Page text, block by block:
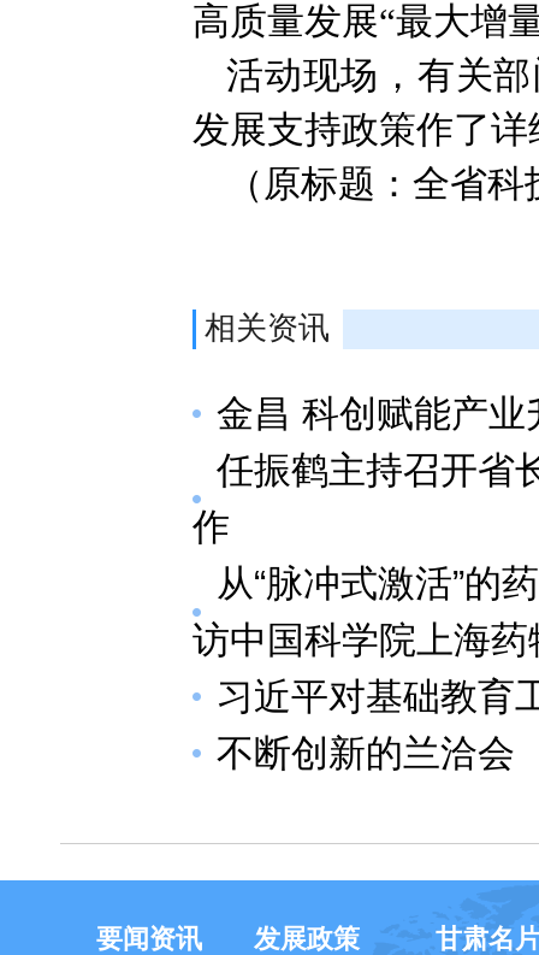
高质量发展“最大增
活动现场，有关
发展支持政策作了详
（原标题：全省
相关资讯
金昌 科创赋能产
任振鹤主持召开省
作
从“脉冲式激活”
访中国科学院上海
习近平对基础教育
不断创新的兰洽会
要闻资讯 发展政策 甘肃名